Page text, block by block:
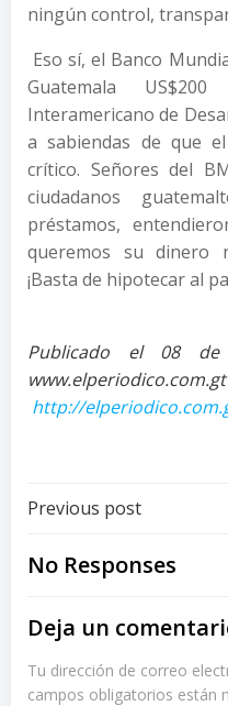
ningún control,
Eso sí, el Banco
Guatemala
Interamericano de
a sabiendas de que
crítico. Señores del
ciudadanos
préstamos,
queremos su dinero
¡Basta de hipotecar al
Publicado el 08
http://
Post
navigation
Previous post
No Responses
Deja un
Tu dirección de correo
campos obligatorios están